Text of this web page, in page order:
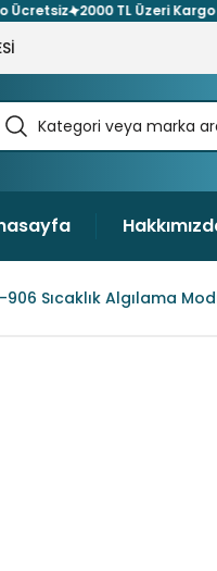
2000 TL Üzeri Kargo
906 Sıcaklık Algılama